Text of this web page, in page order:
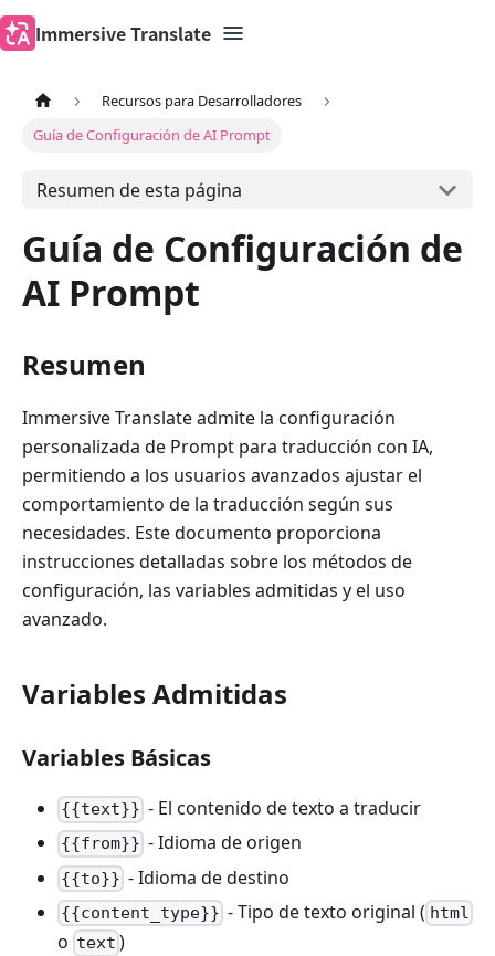
Immersive Translate
Recursos para Desarrolladores
Guía de Configuración de AI Prompt
Resumen de esta página
Guía de Configuración de
AI Prompt
Resumen
Immersive Translate admite la configuración
personalizada de Prompt para traducción con IA,
permitiendo a los usuarios avanzados ajustar el
comportamiento de la traducción según sus
necesidades. Este documento proporciona
instrucciones detalladas sobre los métodos de
configuración, las variables admitidas y el uso
avanzado.
Variables Admitidas
Variables Básicas
{{text}} - El contenido de texto a traducir
{{from}} - Idioma de origen
{{to}} - Idioma de destino
{{content_type}} - Tipo de texto original ( html
o text )